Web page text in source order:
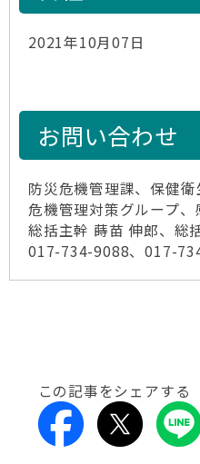
2021年10月07日
お問い合わせ
防災危機管理課、保健衛
危機管理対策グループ
総括主幹 蒔苗 伸郎、総
017-734-9088、017-
この記事をシェアする